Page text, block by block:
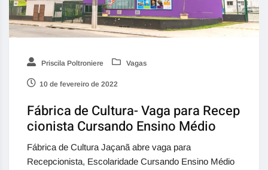
Priscila Poltroniere Vagas
10 de fevereiro de 2022
Fábrica de Cultura- Vaga para Recep
cionista Cursando Ensino Médio
Fábrica de Cultura Jaçanã abre vaga para
Recepcionista, Escolaridade Cursando Ensino Médio